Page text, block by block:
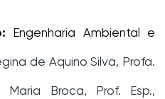
Engenharia Ambiental e
de Aquino Silva, Profa.
Maria Broca, Prof. Esp.,